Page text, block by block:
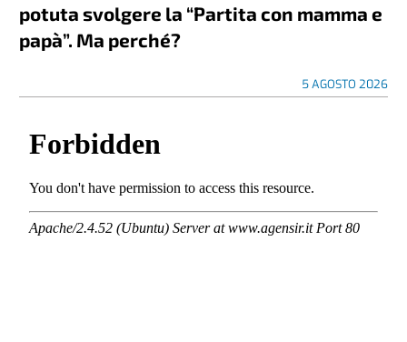
potuta svolgere la “Partita con mamma e
papà”. Ma perché?
5 AGOSTO 2026